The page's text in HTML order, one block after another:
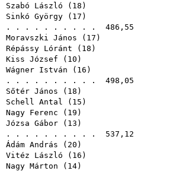
Szabó László ( 18 )
Sinkó György ( 17 )
. . . . . . . . . . 486,55
Moravszki János ( 17 )
Répássy Lóránt ( 18 )
Kiss József ( 10 )
Wágner István ( 16 )
. . . . . . . . . . 498,05
Sőtér János ( 18 )
Schell Antal ( 15 )
Nagy Ferenc ( 19 )
Józsa Gábor ( 13 )
. . . . . . . . . . 537,12
Ádám András ( 20 )
Vitéz László ( 16 )
Nagy Márton ( 14)